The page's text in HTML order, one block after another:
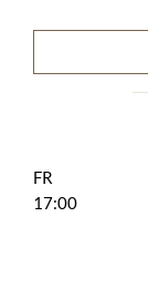
FR
17:00